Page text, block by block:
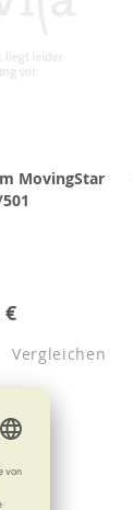
MovingStar
€
Vergleichen